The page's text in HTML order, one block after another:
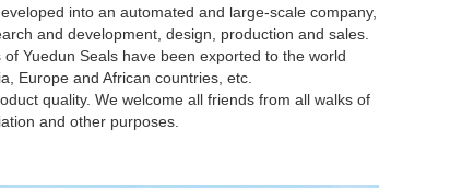
into an automated and large-scale company,
and development, design, production and sales.
Yuedun Seals have been exported to the world
Europe and African countries, etc.
quality. We welcome all friends from all walks of
and other purposes.